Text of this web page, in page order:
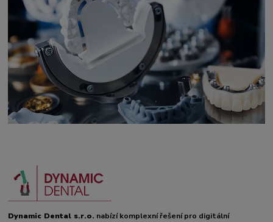
Dynamic Dental s.r.o. nabízí komplexní řešení pro digitální